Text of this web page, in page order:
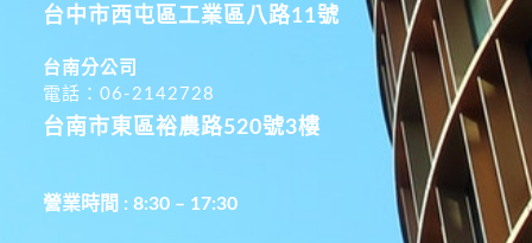
台中市西屯區工業區八路11號
台南分公司
電話：06-2142728
台南市東區裕農路520號3樓
營業時間 : 8:30 – 17:30